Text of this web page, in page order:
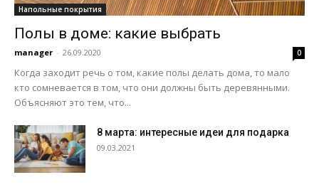
Напольные покрытия
Полы в доме: какие выбрать
manager - 26.09.2020 0
Когда заходит речь о том, какие полы делать дома, то мало
кто сомневается в том, что они должны быть деревянными.
Объясняют это тем, что...
8 марта: интересные идеи для подарка
09.03.2021